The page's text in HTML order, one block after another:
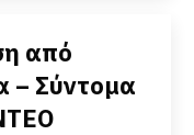
από
– Σύντομα